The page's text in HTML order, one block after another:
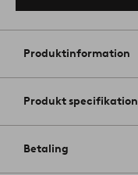
Produktinformation
Produkt specifikation
Betaling